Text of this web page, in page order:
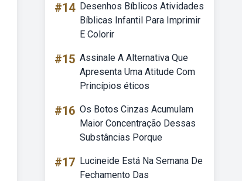
#14 Desenhos Bíblicos Atividades
Bíblicas Infantil Para Imprimir
E Colorir
#15 Assinale A Alternativa Que
Apresenta Uma Atitude Com
Princípios éticos
#16 Os Botos Cinzas Acumulam
Maior Concentração Dessas
Substâncias Porque
#17 Lucineide Está Na Semana De
Fechamento Das